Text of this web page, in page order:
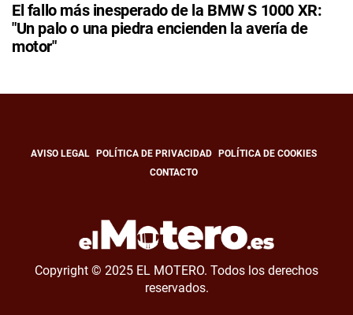
El fallo más inesperado de la BMW S 1000 XR:
"Un palo o una piedra encienden la avería de
motor"
AVISO LEGAL POLÍTICA DE PRIVACIDAD
POLÍTICA DE COOKIES
CONTACTO
Copyright © 2025 EL MOTERO. Todos los derechos
reservados.